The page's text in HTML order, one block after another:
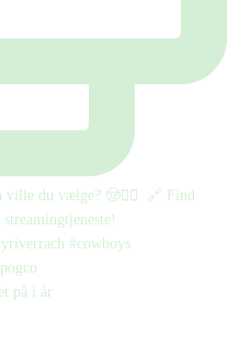
på i år